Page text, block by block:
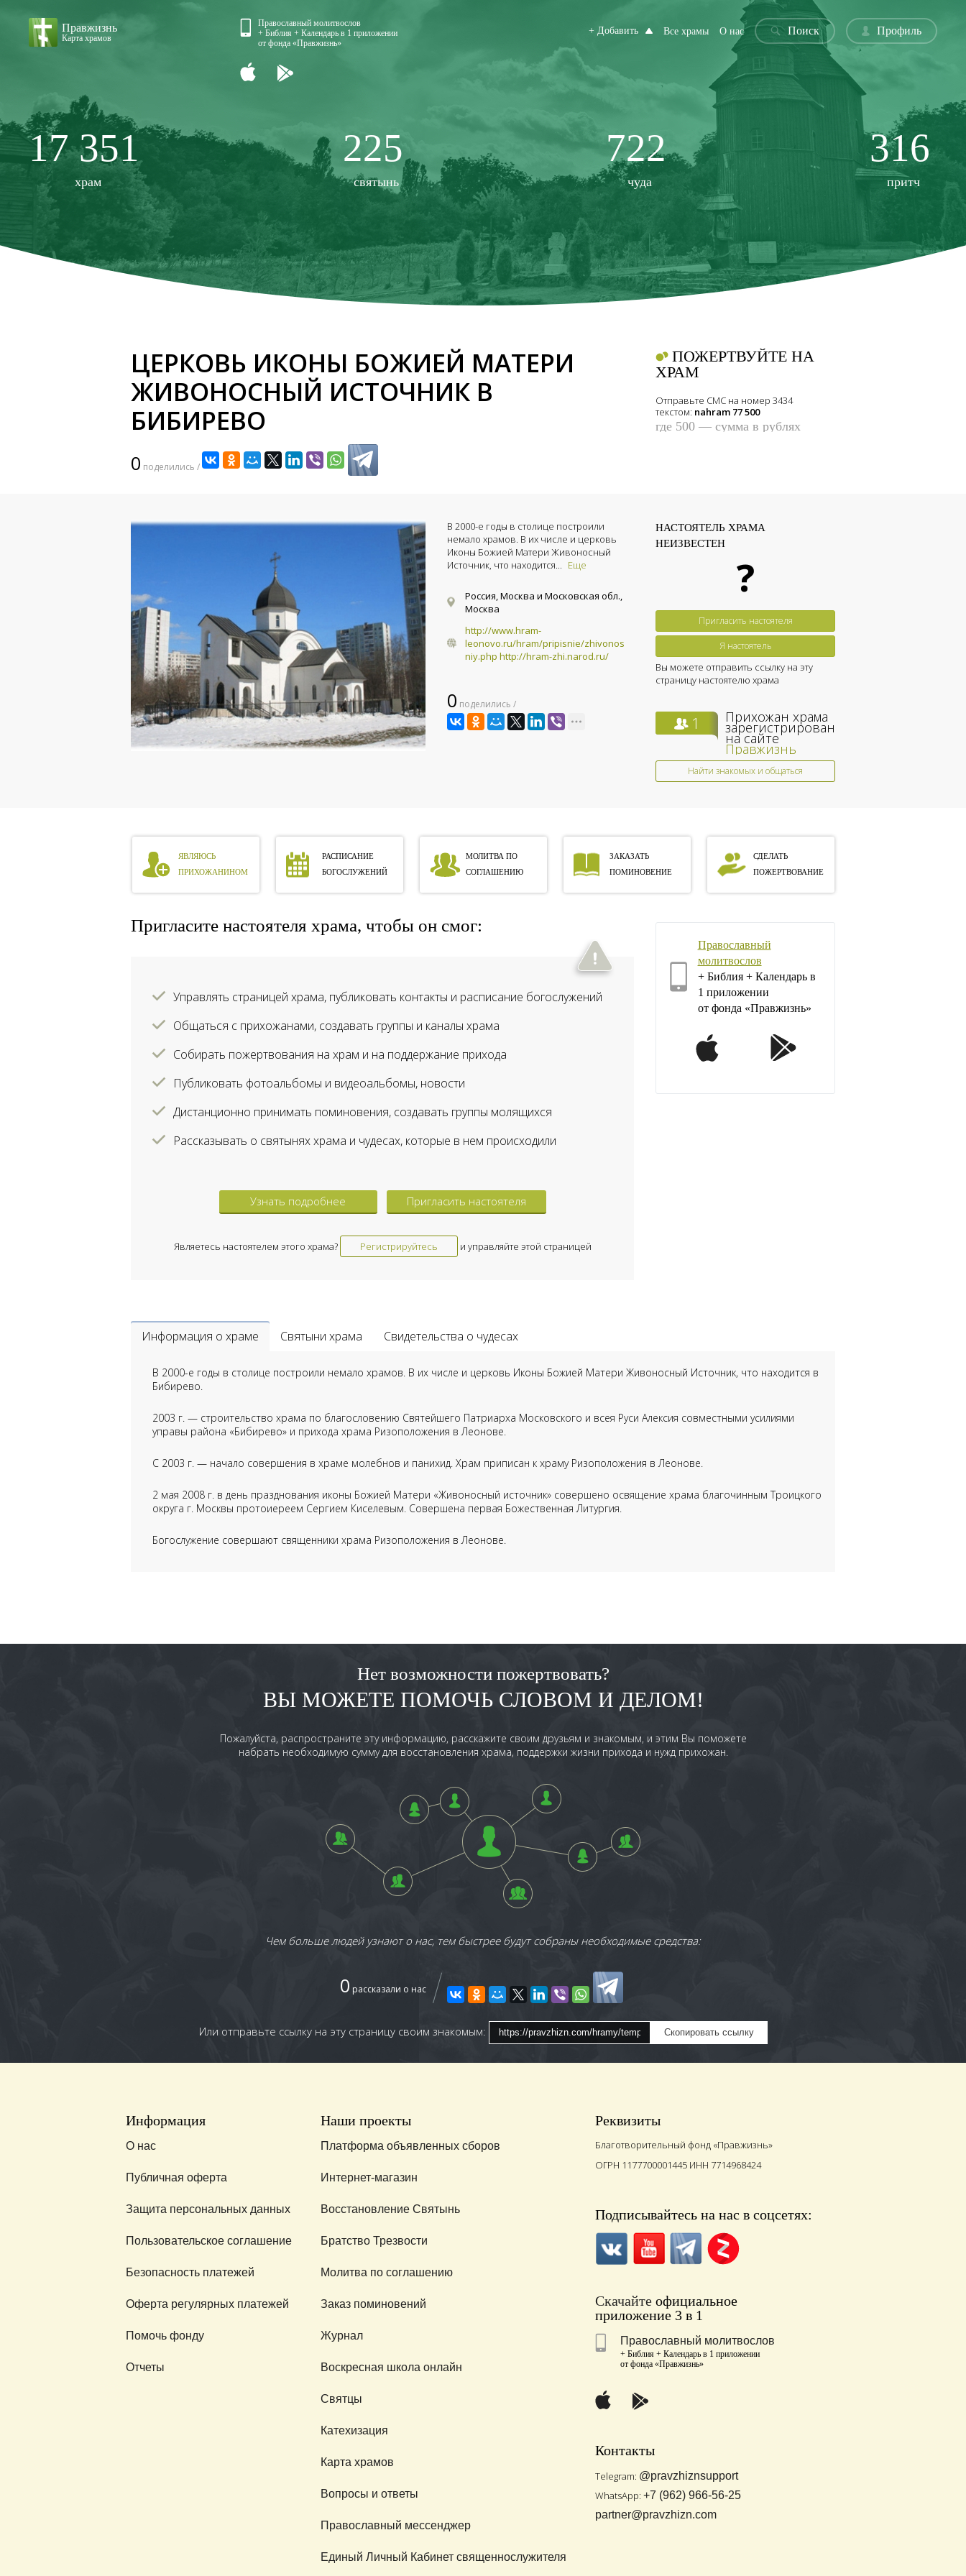
Правжизнь
Карта храмов
Православный молитвослов
+ Библия + Календарь в 1 приложении
от фонда «Правжизнь»
+ Добавить Все храмы О нас Поиск Профиль
17 351
храм
225
святынь
722
чуда
316
притч
ЦЕРКОВЬ ИКОНЫ БОЖИЕЙ МАТЕРИ
ЖИВОНОСНЫЙ ИСТОЧНИК В
БИБИРЕВО
0 поделились /
ПОЖЕРТВУЙТЕ НА
ХРАМ
Отправьте СМС на номер 3434
текстом: nahram 77 500
где 500 — сумма в рублях
В 2000-е годы в столице построили
немало храмов. В их числе и церковь
Иконы Божией Матери Живоносный
Источник, что находится... Еще
Россия, Москва и Московская обл.,
Москва
http://www.hram-
leonovo.ru/hram/pripisnie/zhivonos
niy.php http://hram-zhi.narod.ru/
0 поделились /
НАСТОЯТЕЛЬ ХРАМА
НЕИЗВЕСТЕН
?
Пригласить настоятеля
Я настоятель
Вы можете отправить ссылку на эту
страницу настоятелю храма
1 Прихожан храма
зарегистрированы
на сайте
Правжизнь
Найти знакомых и общаться
ЯВЛЯЮСЬ
ПРИХОЖАНИНОМ
РАСПИСАНИЕ
БОГОСЛУЖЕНИЙ
МОЛИТВА ПО
СОГЛАШЕНИЮ
ЗАКАЗАТЬ
ПОМИНОВЕНИЕ
СДЕЛАТЬ
ПОЖЕРТВОВАНИЕ
Пригласите настоятеля храма, чтобы он смог:
Управлять страницей храма, публиковать контакты и расписание богослужений
Общаться с прихожанами, создавать группы и каналы храма
Собирать пожертвования на храм и на поддержание прихода
Публиковать фотоальбомы и видеоальбомы, новости
Дистанционно принимать поминовения, создавать группы молящихся
Рассказывать о святынях храма и чудесах, которые в нем происходили
Узнать подробнее Пригласить настоятеля
Являетесь настоятелем этого храма? Регистрируйтесь и управляйте этой страницей
Православный
молитвослов
+ Библия + Календарь в
1 приложении
от фонда «Правжизнь»
Информация о храме Святыни храма Свидетельства о чудесах
В 2000-е годы в столице построили немало храмов. В их числе и церковь Иконы Божией Матери Живоносный Источник, что находится в
Бибирево.
2003 г. — строительство храма по благословению Святейшего Патриарха Московского и всея Руси Алексия совместными усилиями
управы района «Бибирево» и прихода храма Ризоположения в Леонове.
С 2003 г. — начало совершения в храме молебнов и панихид. Храм приписан к храму Ризоположения в Леонове.
2 мая 2008 г. в день празднования иконы Божией Матери «Живоносный источник» совершено освящение храма благочинным Троицкого
округа г. Москвы протоиереем Сергием Киселевым. Совершена первая Божественная Литургия.
Богослужение совершают священники храма Ризоположения в Леонове.
Нет возможности пожертвовать?
ВЫ МОЖЕТЕ ПОМОЧЬ СЛОВОМ И ДЕЛОМ!
Пожалуйста, распространите эту информацию, расскажите своим друзьям и знакомым, и этим Вы поможете
набрать необходимую сумму для восстановления храма, поддержки жизни прихода и нужд прихожан.
Чем больше людей узнают о нас, тем быстрее будут собраны необходимые средства:
0 рассказали о нас
Или отправьте ссылку на эту страницу своим знакомым: Скопировать ссылку
Информация
О нас
Публичная оферта
Защита персональных данных
Пользовательское соглашение
Безопасность платежей
Оферта регулярных платежей
Помочь фонду
Отчеты
Наши проекты
Платформа объявленных сборов
Интернет-магазин
Восстановление Святынь
Братство Трезвости
Молитва по соглашению
Заказ поминовений
Журнал
Воскресная школа онлайн
Святцы
Катехизация
Карта храмов
Вопросы и ответы
Православный мессенджер
Единый Личный Кабинет священнослужителя
Реквизиты
Благотворительный фонд «Правжизнь»
ОГРН 1177700001445 ИНН 7714968424
Подписывайтесь на нас в соцсетях:
Скачайтеофициальное
приложение 3 в 1
Православный молитвослов
+ Библия + Календарь в 1 приложении
от фонда «Правжизнь»
Контакты
Telegram: @pravzhiznsupport
WhatsApp: +7 (962) 966-56-25
partner@pravzhizn.com